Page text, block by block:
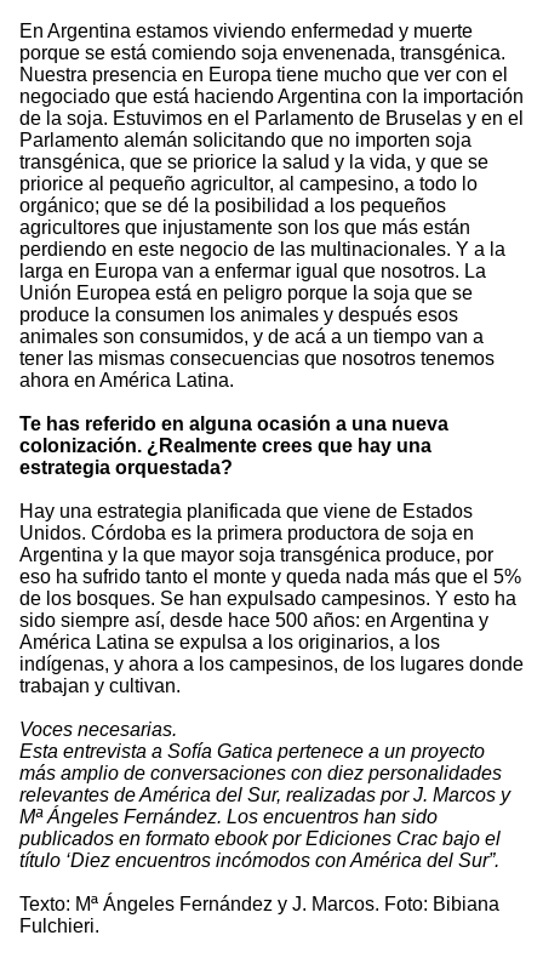
En Argentina estamos viviendo enfermedad y muerte
porque se está comiendo soja envenenada, transgénica.
Nuestra presencia en Europa tiene mucho que ver con el
negociado que está haciendo Argentina con la importación
de la soja. Estuvimos en el Parlamento de Bruselas y en el
Parlamento alemán solicitando que no importen soja
transgénica, que se priorice la salud y la vida, y que se
priorice al pequeño agricultor, al campesino, a todo lo
orgánico; que se dé la posibilidad a los pequeños
agricultores que injustamente son los que más están
perdiendo en este negocio de las multinacionales. Y a la
larga en Europa van a enfermar igual que nosotros. La
Unión Europea está en peligro porque la soja que se
produce la consumen los animales y después esos
animales son consumidos, y de acá a un tiempo van a
tener las mismas consecuencias que nosotros tenemos
ahora en América Latina.
Te has referido en alguna ocasión a una nueva
colonización. ¿Realmente crees que hay una
estrategia orquestada?
Hay una estrategia planificada que viene de Estados
Unidos. Córdoba es la primera productora de soja en
Argentina y la que mayor soja transgénica produce, por
eso ha sufrido tanto el monte y queda nada más que el 5%
de los bosques. Se han expulsado campesinos. Y esto ha
sido siempre así, desde hace 500 años: en Argentina y
América Latina se expulsa a los originarios, a los
indígenas, y ahora a los campesinos, de los lugares donde
trabajan y cultivan.
Voces necesarias.
Esta entrevista a Sofía Gatica pertenece a un proyecto
más amplio de conversaciones con diez personalidades
relevantes de América del Sur, realizadas por J. Marcos y
Mª Ángeles Fernández. Los encuentros han sido
publicados en formato ebook por Ediciones Crac bajo el
título ‘Diez encuentros incómodos con América del Sur”.
Texto: Mª Ángeles Fernández y J. Marcos. Foto: Bibiana
Fulchieri.